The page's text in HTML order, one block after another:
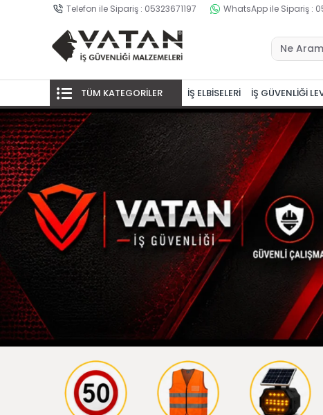
Telefon ile Sipariş : 05323671197 WhatsApp ile Sipariş :
TÜM KATEGORİLER İŞ ELBİSELERİ İŞ GÜVENLİĞİ